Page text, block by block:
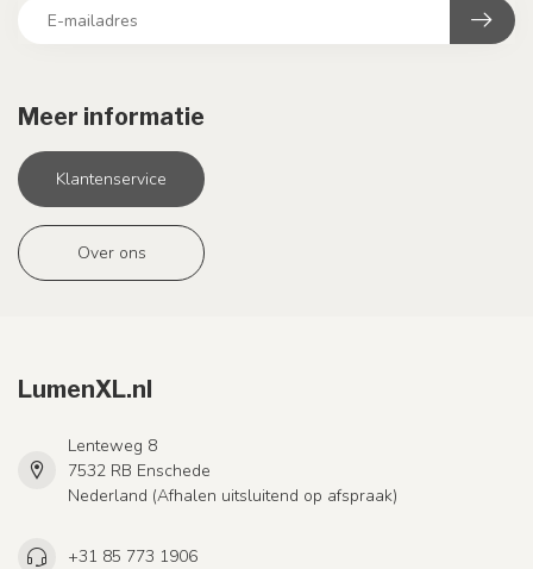
Meer informatie
Klantenservice
Over ons
LumenXL.nl
Lenteweg 8
7532 RB Enschede
Nederland (Afhalen uitsluitend op afspraak)
+31 85 773 1906